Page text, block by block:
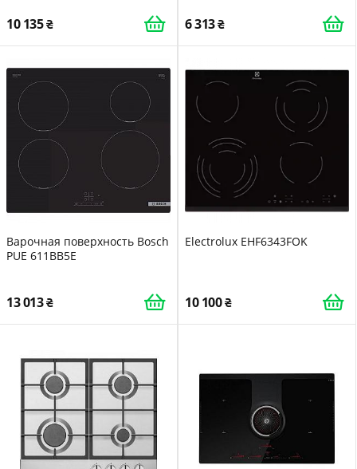
10 135 6 313
Варочная поверхность Bosch
PUE 611BB5E
13 013
Electrolux EHF6343FOK
10 100